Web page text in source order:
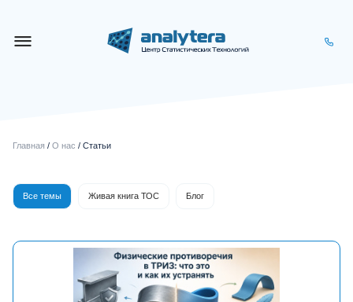
Главная / О нас / Статьи
Все темы Живая книга ТОС Блог